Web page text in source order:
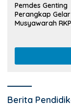
Pemdes Genting
Perangkap Gelar
Musyawarah
Berita